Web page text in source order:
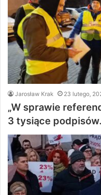
Jarosław Krak 23 lutego,
„W sprawie
3 tysiące